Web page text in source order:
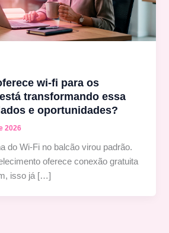
wi-fi para os
transformando essa
e oportunidades?
2026
do Wi-Fi no balcão virou padrão.
oferece conexão gratuita
isso já […]